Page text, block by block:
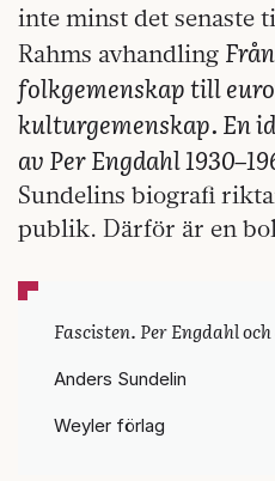
inte minst det senaste
Rahms avhandling
folkgemenskap till
kulturgemenskap. En
av Per Engdahl
Sundelins biografi
publik. Därför är en
Fascisten. Per Engdahl
Anders Sundelin
Weyler förlag